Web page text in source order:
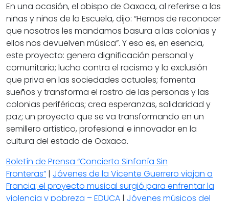
En una ocasión, el obispo de Oaxaca, al referirse a las
niñas y niños de la Escuela, dijo: “Hemos de reconocer
que nosotros les mandamos basura a las colonias y
ellos nos devuelven música”. Y eso es, en esencia,
este proyecto: genera dignificación personal y
comunitaria; lucha contra el racismo y la exclusión
que priva en las sociedades actuales; fomenta
sueños y transforma el rostro de las personas y las
colonias periféricas; crea esperanzas, solidaridad y
paz; un proyecto que se va transformando en un
semillero artístico, profesional e innovador en la
cultura del estado de Oaxaca.
Boletín de Prensa “Concierto Sinfonía Sin
Fronteras” | Jóvenes de la Vicente Guerrero viajan a
Francia; el proyecto musical surgió para enfrentar la
violencia y pobreza – EDUCA | Jóvenes músicos del